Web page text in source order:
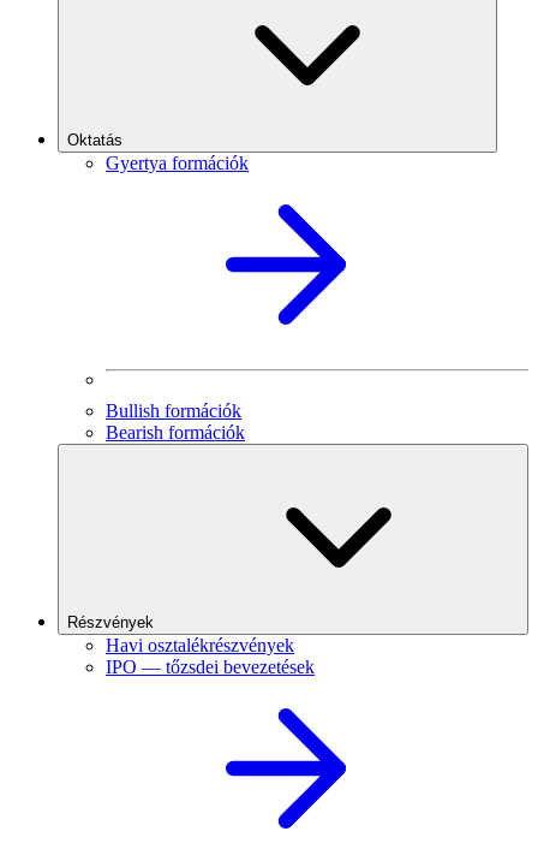
Oktatás
Gyertya formációk
Bullish formációk
Bearish formációk
Részvények
Havi osztalékrészvények
IPO — tőzsdei bevezetések